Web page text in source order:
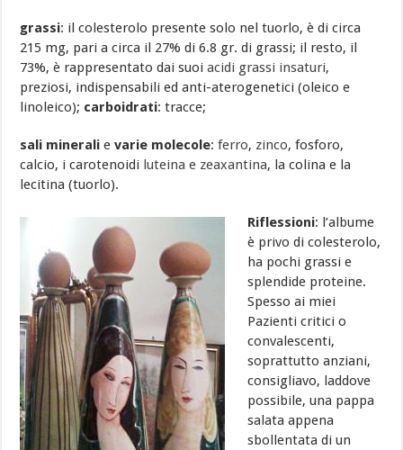
grassi: il colesterolo presente solo nel tuorlo, è di circa
215 mg, pari a circa il 27% di 6.8 gr. di grassi; il resto, il
73%, è rappresentato dai suoiacidi grassi insaturi,
preziosi, indispensabili ed anti-aterogenetici (oleico e
linoleico); carboidrati: tracce;
sali minerali evarie molecole:ferro, zinco, fosforo,
calcio, i carotenoidi luteina e zeaxantina, la colina e la
lecitina (tuorlo).
Riflessioni: l’albume
è privo di colesterolo,
ha pochi grassi e
splendide proteine.
Spesso ai miei
Pazienti critici o
convalescenti,
soprattutto anziani,
consigliavo, laddove
possibile, una pappa
salata appena
sbollentata di un